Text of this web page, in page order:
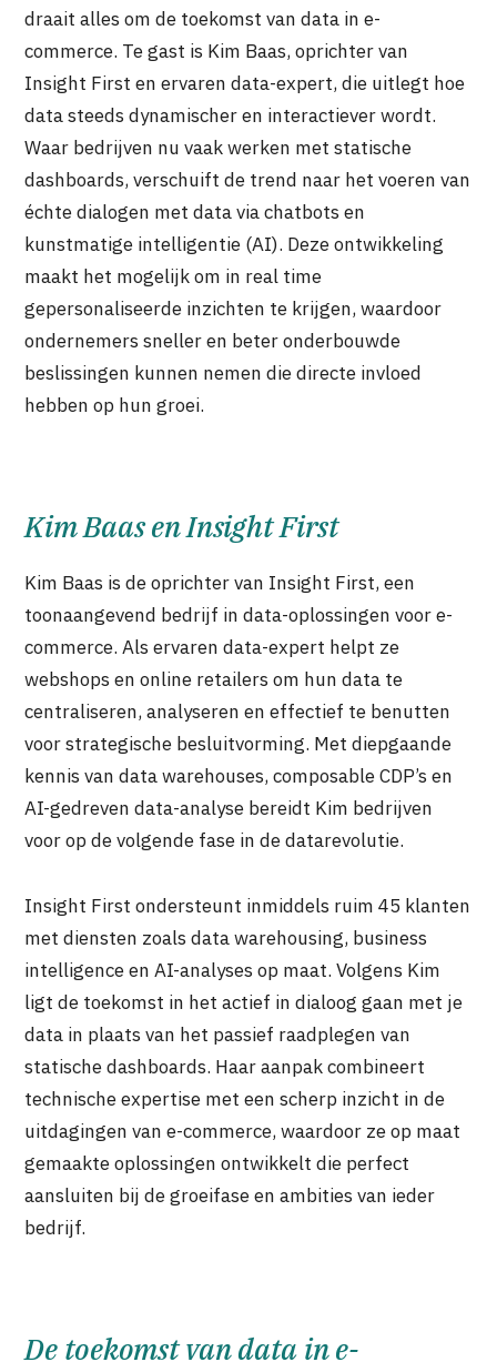
draait alles om de toekomst van data in e-
commerce. Te gast is Kim Baas, oprichter van
Insight First en ervaren data-expert, die uitlegt hoe
data steeds dynamischer en interactiever wordt.
Waar bedrijven nu vaak werken met statische
dashboards, verschuift de trend naar het voeren van
échte dialogen met data via chatbots en
kunstmatige intelligentie (AI). Deze ontwikkeling
maakt het mogelijk om in real time
gepersonaliseerde inzichten te krijgen, waardoor
ondernemers sneller en beter onderbouwde
beslissingen kunnen nemen die directe invloed
hebben op hun groei.
Kim Baas en Insight First
Kim Baas is de oprichter van Insight First, een
toonaangevend bedrijf in data-oplossingen voor e-
commerce. Als ervaren data-expert helpt ze
webshops en online retailers om hun data te
centraliseren, analyseren en effectief te benutten
voor strategische besluitvorming. Met diepgaande
kennis van data warehouses, composable CDP’s en
AI-gedreven data-analyse bereidt Kim bedrijven
voor op de volgende fase in de datarevolutie.
Insight First ondersteunt inmiddels ruim 45 klanten
met diensten zoals data warehousing, business
intelligence en AI-analyses op maat. Volgens Kim
ligt de toekomst in het actief in dialoog gaan met je
data in plaats van het passief raadplegen van
statische dashboards. Haar aanpak combineert
technische expertise met een scherp inzicht in de
uitdagingen van e-commerce, waardoor ze op maat
gemaakte oplossingen ontwikkelt die perfect
aansluiten bij de groeifase en ambities van ieder
bedrijf.
De toekomst van data in e-